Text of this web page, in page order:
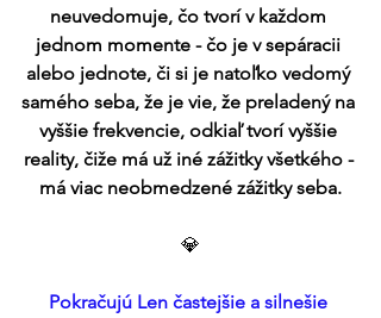
neuvedomuje, čo tvorí v každom
jednom momente - čo je v sepáracii
alebo jednote, či si je natoľko vedomý
samého seba, že je vie, že preladený na
vyššie frekvencie, odkiaľ tvorí vyššie
reality, čiže má už iné zážitky všetkého -
má viac neobmedzené zážitky seba.
💎
Pokračujú Len častejšie a silnešie